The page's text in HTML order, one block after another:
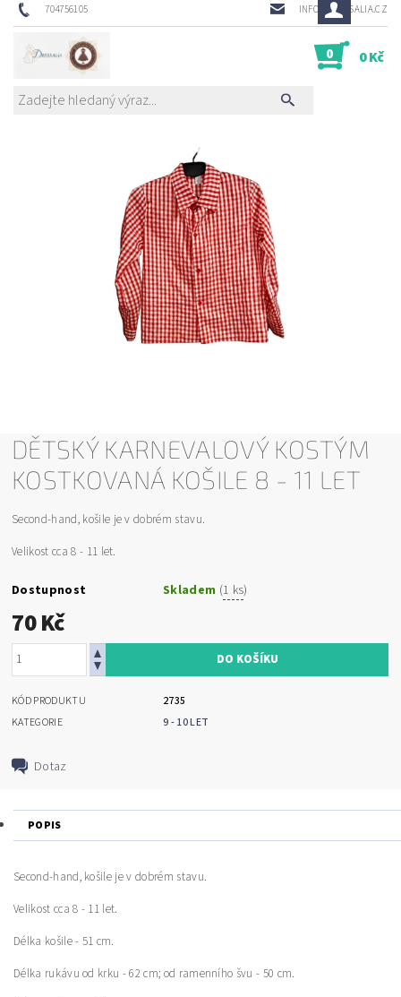
704756105 INFO@DRESSALIA.CZ
0 0 Kč
DĚTSKÝ KARNEVALOVÝ KOSTÝM
KOSTKOVANÁ KOŠILE 8 - 11 LET
Second-hand, košile je v dobrém stavu.
Velikost cca 8 - 11 let.
Dostupnost Skladem (1 ks)
70 Kč
KÓD PRODUKTU
2735
KATEGORIE
9 - 10 LET
Dotaz
POPIS
Second-hand, košile je v dobrém stavu.
Velikost cca 8 - 11 let.
Délka košile - 51 cm.
Délka rukávu od krku - 62 cm; od ramenního švu - 50 cm.